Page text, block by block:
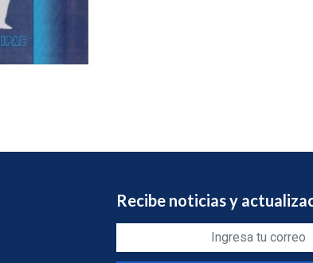
Recibe noticias y